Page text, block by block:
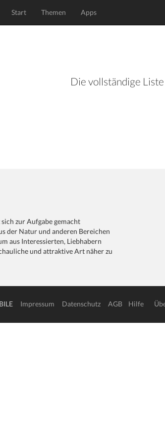
Start Themen Apps
Die vollständige
zur Aufgabe gemacht
der Natur und anderen Bereichen
aus Interessierten, Liebhabern
und attraktive Art näher zu
Impressum Datenschutz AGB Hilfe